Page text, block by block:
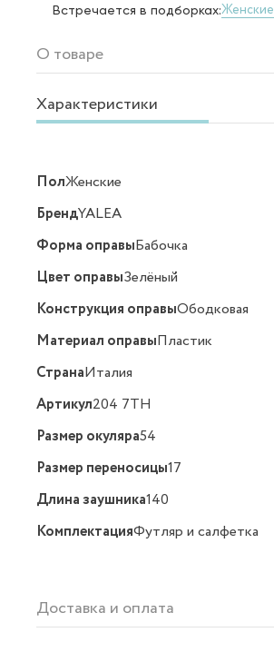
Встречается в подборках:Женские
О товаре
Характеристики
ПолЖенские
БрендYALEA
Форма оправыБабочка
Цвет оправыЗелёный
Конструкция оправыОбодковая
Материал оправыПластик
СтранаИталия
Артикул204 7TH
Размер окуляра54
Размер переносицы17
Длина заушника140
КомплектацияФутляр и салфетка
Доставка и оплата